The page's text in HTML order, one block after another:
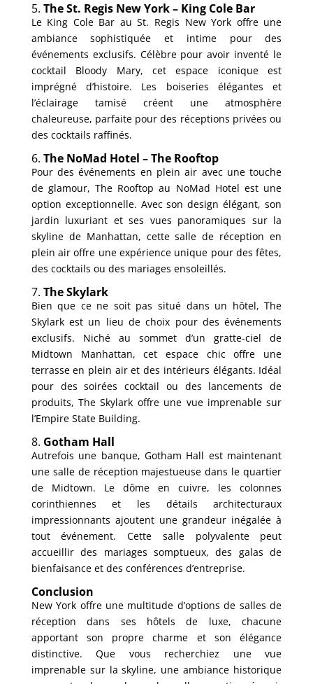
5. The St. Regis New York – King Cole Bar
Le King Cole Bar au St. Regis New York offre une
ambiance sophistiquée et intime pour des
événements exclusifs. Célèbre pour avoir inventé le
cocktail Bloody Mary, cet espace iconique est
imprégné d’histoire. Les boiseries élégantes et
l’éclairage tamisé créent une atmosphère
chaleureuse, parfaite pour des réceptions privées ou
des cocktails raffinés.
6. The NoMad Hotel – The Rooftop
Pour des événements en plein air avec une touche
de glamour, The Rooftop au NoMad Hotel est une
option exceptionnelle. Avec son design élégant, son
jardin luxuriant et ses vues panoramiques sur la
skyline de Manhattan, cette salle de réception en
plein air offre une expérience unique pour des fêtes,
des cocktails ou des mariages ensoleillés.
7. The Skylark
Bien que ce ne soit pas situé dans un hôtel, The
Skylark est un lieu de choix pour des événements
exclusifs. Niché au sommet d’un gratte-ciel de
Midtown Manhattan, cet espace chic offre une
terrasse en plein air et des intérieurs élégants. Idéal
pour des soirées cocktail ou des lancements de
produits, The Skylark offre une vue imprenable sur
l’Empire State Building.
8. Gotham Hall
Autrefois une banque, Gotham Hall est maintenant
une salle de réception majestueuse dans le quartier
de Midtown. Le dôme en cuivre, les colonnes
corinthiennes et les détails architecturaux
impressionnants ajoutent une grandeur inégalée à
tout événement. Cette salle polyvalente peut
accueillir des mariages somptueux, des galas de
bienfaisance et des conférences d’entreprise.
Conclusion
New York offre une multitude d’options de salles de
réception dans ses hôtels de luxe, chacune
apportant son propre charme et son élégance
distinctive. Que vous recherchiez une vue
imprenable sur la skyline, une ambiance historique